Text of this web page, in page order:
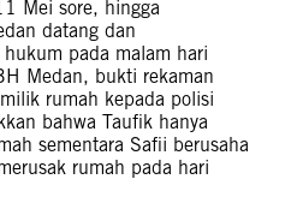
Mei sore, hingga
datang dan
pada malam hari
Medan, bukti rekaman
rumah kepada polisi
bahwa Taufik hanya
sementara Safii berusaha
rumah pada hari